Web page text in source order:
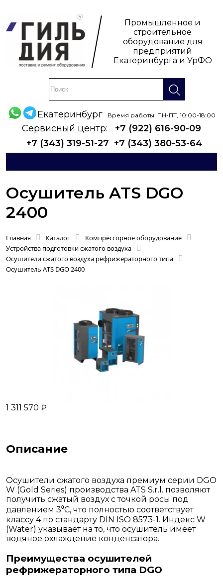
Промышленное и
строительное
оборудование для
предприятий
Екатеринбурга и УрФО
Екатеринбург Время работы: ПН-ПТ, 10:00-18:00
Сервисный центр:
+7 (922) 616-90-09
+7 (343) 319-51-27 +7 (343) 380-53-64
Осушитель ATS DGO
2400
Главная Каталог
Компрессорное оборудование
Устройства подготовки сжатого воздуха
Осушители сжатого воздуха рефрижераторного типа
Осушитель ATS DGO 2400
1 311 570 ₽
Описание
Осушители сжатого воздуха премиум серии DGO
W (Gold Series) производства ATS S.r.l. позволяют
получить сжатый воздух с точкой росы под
давлением 3⁰С, что полностью соответствует
классу 4 по стандарту DIN ISO 8573-1. Индекс W
(Water) указывает на то, что осушитель имеет
водяное охлаждение конденсатора.
Преимущества осушителей
рефрижераторного типа DGO